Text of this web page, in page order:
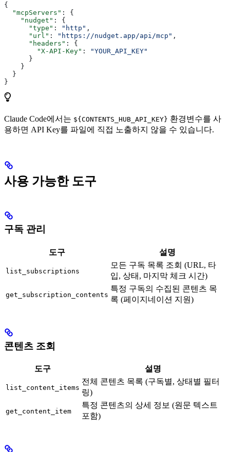
{
  "mcpServers"
: {
    "nudget"
: {
      "type"
: "http" ,
      "url"
: "https://nudget.app/api/mcp" ,
      "headers"
: {
        "X-API-Key"
:
"YOUR_API_KEY"
      }
    }
  }
}
Claude Code에서는 ${CONTENTS_HUB_API_KEY} 환경변수를 사
용하면 API Key를 파일에 직접 노출하지 않을 수 있습니다.
사용 가능한 도구
구독 관리
도구 설명
list_subscriptions
모든 구독 목록 조회 (URL, 타
입, 상태, 마지막 체크 시간)
get_subscription_contents
특정 구독의 수집된 콘텐츠 목
록 (페이지네이션 지원)
콘텐츠 조회
도구 설명
list_content_items
전체 콘텐츠 목록 (구독별, 상태별 필터
링)
get_content_item
특정 콘텐츠의 상세 정보 (원문 텍스트
포함)